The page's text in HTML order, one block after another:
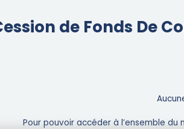
de Fonds De
Pour pouvoir accéder à l’ensemble